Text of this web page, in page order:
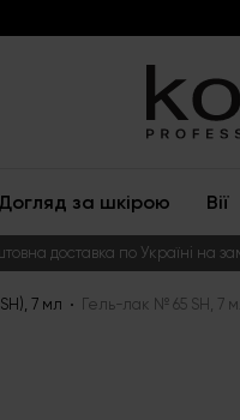
Догляд за шкірою Вії
доставка по Україні на
7 мл Гель-лак № 65 SH, 7